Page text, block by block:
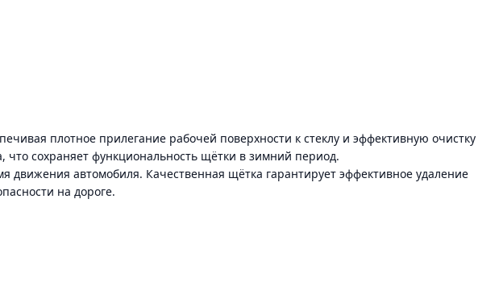
плотное прилегание рабочей поверхности к стеклу и эффективную очистку
сохраняет функциональность щётки в зимний период.
движения автомобиля. Качественная щётка гарантирует эффективное удаление
на дороге.